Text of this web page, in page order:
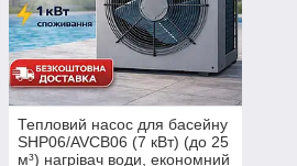
Тепловий насос для басейну
SHP06/AVCB06 (7 кВт) (до 25
м³) нагрівач води, економний